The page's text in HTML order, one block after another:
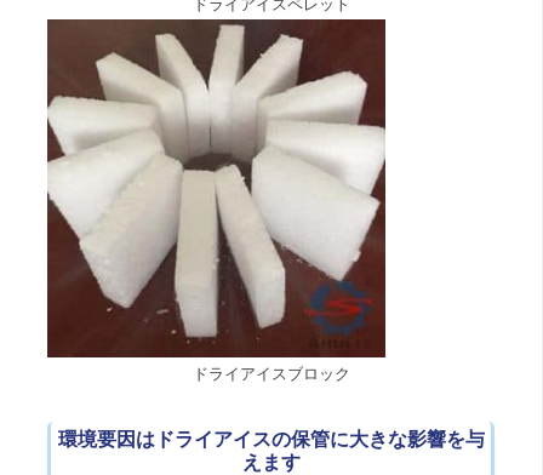
ドライアイスブロック
環境要因はドライアイスの保管に大きな影響を与
えます